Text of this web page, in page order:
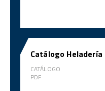
Catálogo Heladería
CATÁLOGO
PDF